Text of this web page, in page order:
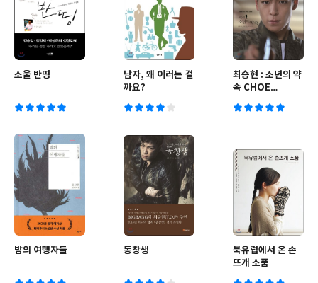
소울 반띵
남자, 왜 이러는 걸
까요?
최승현 : 소년의 약
속 CHOE
: COMMITMENT
밤의 여행자들 동창생
북유럽에서 온 손
뜨개 소품